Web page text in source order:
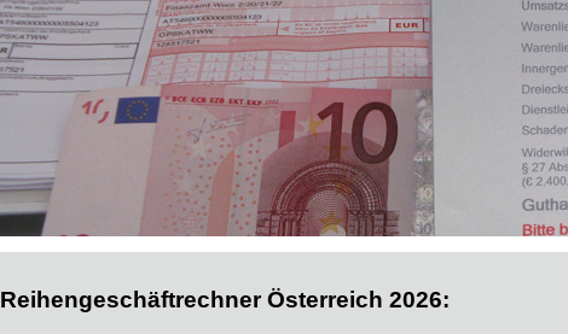
Reihengeschäftrechner Österreich 2026: